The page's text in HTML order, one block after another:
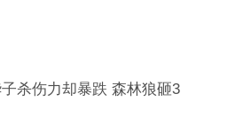
杀伤力却暴跌 森林狼砸3